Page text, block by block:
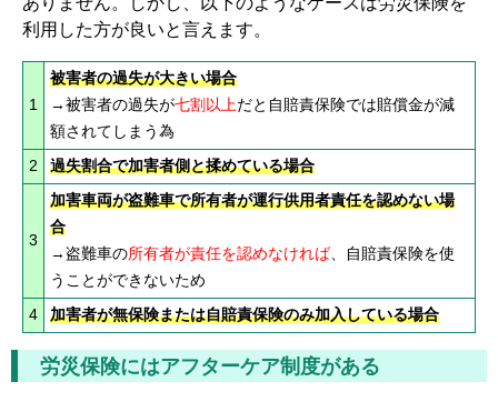
利用した方が良いと言えます。
1
被害者の過失が大きい場合
→被害者の過失が七割以上だと自賠責保険では賠償金が減
額されてしまう為
2 過失割合で加害者側と揉めている場合
3
加害車両が盗難車で所有者が運行供用者責任を認めない場
合
→盗難車の所有者が責任を認めなければ、
自賠責保険を使
うことができないため
4 加害者が無保険または自賠責保険のみ加入している場合
労災保険にはアフターケア制度がある